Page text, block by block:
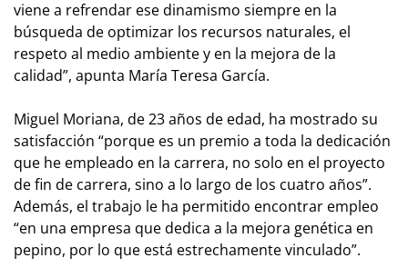
viene a refrendar ese dinamismo siempre en la
búsqueda de optimizar los recursos naturales, el
respeto al medio ambiente y en la mejora de la
calidad”, apunta María Teresa García.
Miguel Moriana, de 23 años de edad, ha mostrado su
satisfacción “porque es un premio a toda la dedicación
que he empleado en la carrera, no solo en el proyecto
de fin de carrera, sino a lo largo de los cuatro años”.
Además, el trabajo le ha permitido encontrar empleo
“en una empresa que dedica a la mejora genética en
pepino, por lo que está estrechamente vinculado”.